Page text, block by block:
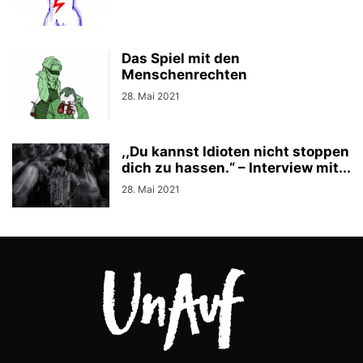
WWW.JOURNALISTISCHE-VERANTWORTUNG.DE
Das Spiel mit den
Menschenrechten
28. Mai 2021
,,Du kannst Idioten nicht stoppen
dich zu hassen.“ – Interview mit...
28. Mai 2021